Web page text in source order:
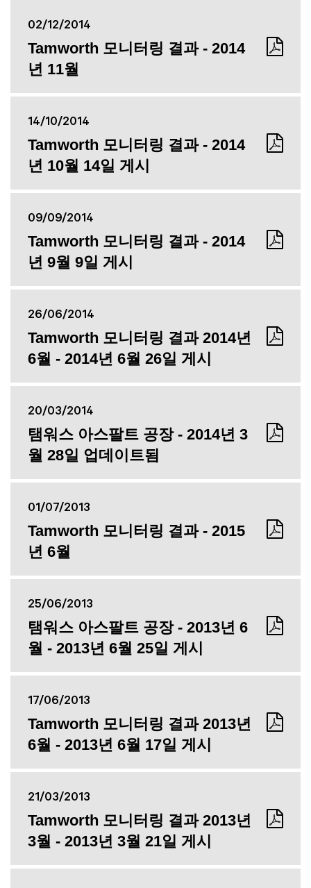
02/12/2014
Tamworth 모니터링 결과 - 2014
년 11월
14/10/2014
Tamworth 모니터링 결과 - 2014
년 10월 14일 게시
09/09/2014
Tamworth 모니터링 결과 - 2014
년 9월 9일 게시
26/06/2014
Tamworth 모니터링 결과 2014년
6월 - 2014년 6월 26일 게시
20/03/2014
탬워스 아스팔트 공장 - 2014년 3
월 28일 업데이트됨
01/07/2013
Tamworth 모니터링 결과 - 2015
년 6월
25/06/2013
탬워스 아스팔트 공장 - 2013년 6
월 - 2013년 6월 25일 게시
17/06/2013
Tamworth 모니터링 결과 2013년
6월 - 2013년 6월 17일 게시
21/03/2013
Tamworth 모니터링 결과 2013년
3월 - 2013년 3월 21일 게시